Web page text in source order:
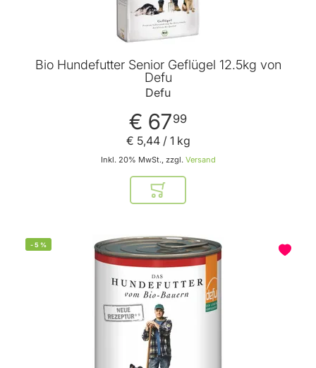
Bio Hundefutter Senior Geflügel 12.5kg von
Defu
Defu
€ 6799
Inkl. 20% MwSt., zzgl. Versand
€ 5,44/ 1 kg
In den Warenkorb
-5 %